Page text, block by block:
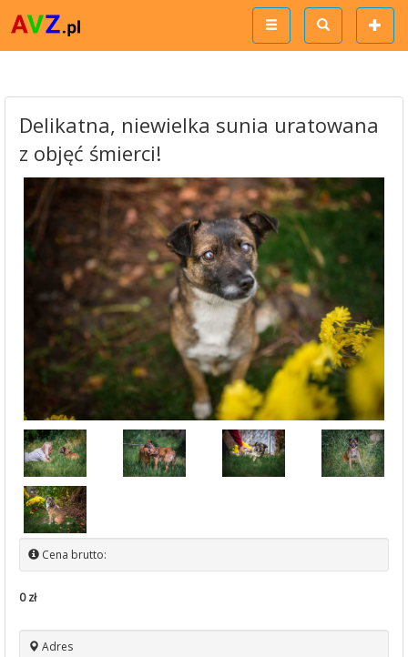
Delikatna, niewielka sunia uratowana
z objęć śmierci!
Cena brutto:
0 zł
Adres